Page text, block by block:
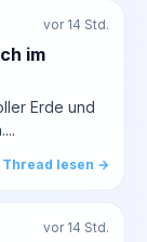
vor 14 Std.
im
Erde und
Thread lesen →
vor 14 Std.